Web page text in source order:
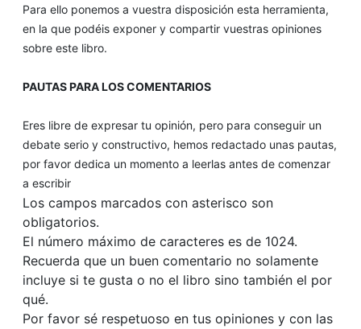
Para ello ponemos a vuestra disposición esta herramienta,
en la que podéis exponer y compartir vuestras opiniones
sobre este libro.
PAUTAS PARA LOS COMENTARIOS
Eres libre de expresar tu opinión, pero para conseguir un
debate serio y constructivo, hemos redactado unas pautas,
por favor dedica un momento a leerlas antes de comenzar
a escribir
Los campos marcados con asterisco son
obligatorios.
El número máximo de caracteres es de 1024.
Recuerda que un buen comentario no solamente
incluye si te gusta o no el libro sino también el por
qué.
Por favor sé respetuoso en tus opiniones y con las